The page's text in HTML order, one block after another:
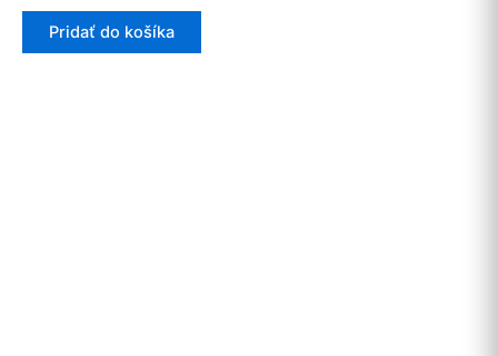
Pridať do košíka